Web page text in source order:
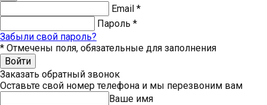
Email *
Пароль *
Забыли свой пароль?
* Отмечены поля, обязательные для заполнения
Войти
Заказать обратный звонок
Оставьте свой номер телефона и мы перезвоним вам
Ваше имя